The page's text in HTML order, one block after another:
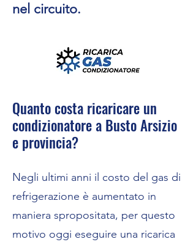
nel circuito.
Quanto costa ricaricare un
condizionatore a Busto Arsizio
e provincia?
Negli ultimi anni il costo del gas di
refrigerazione è aumentato in
maniera spropositata, per questo
motivo oggi eseguire una ricarica